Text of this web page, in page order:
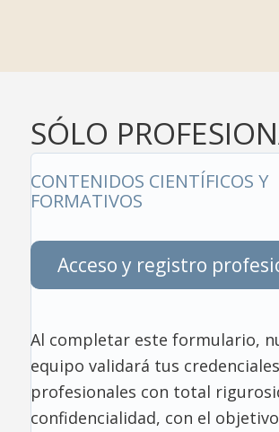
SÓLO
CONTENIDOS CIENTÍFICOS Y
FORMATIVOS
Acceso y registro
Al completar este formulario,
equipo validará tus credenciales
profesionales con total
confidencialidad, con el